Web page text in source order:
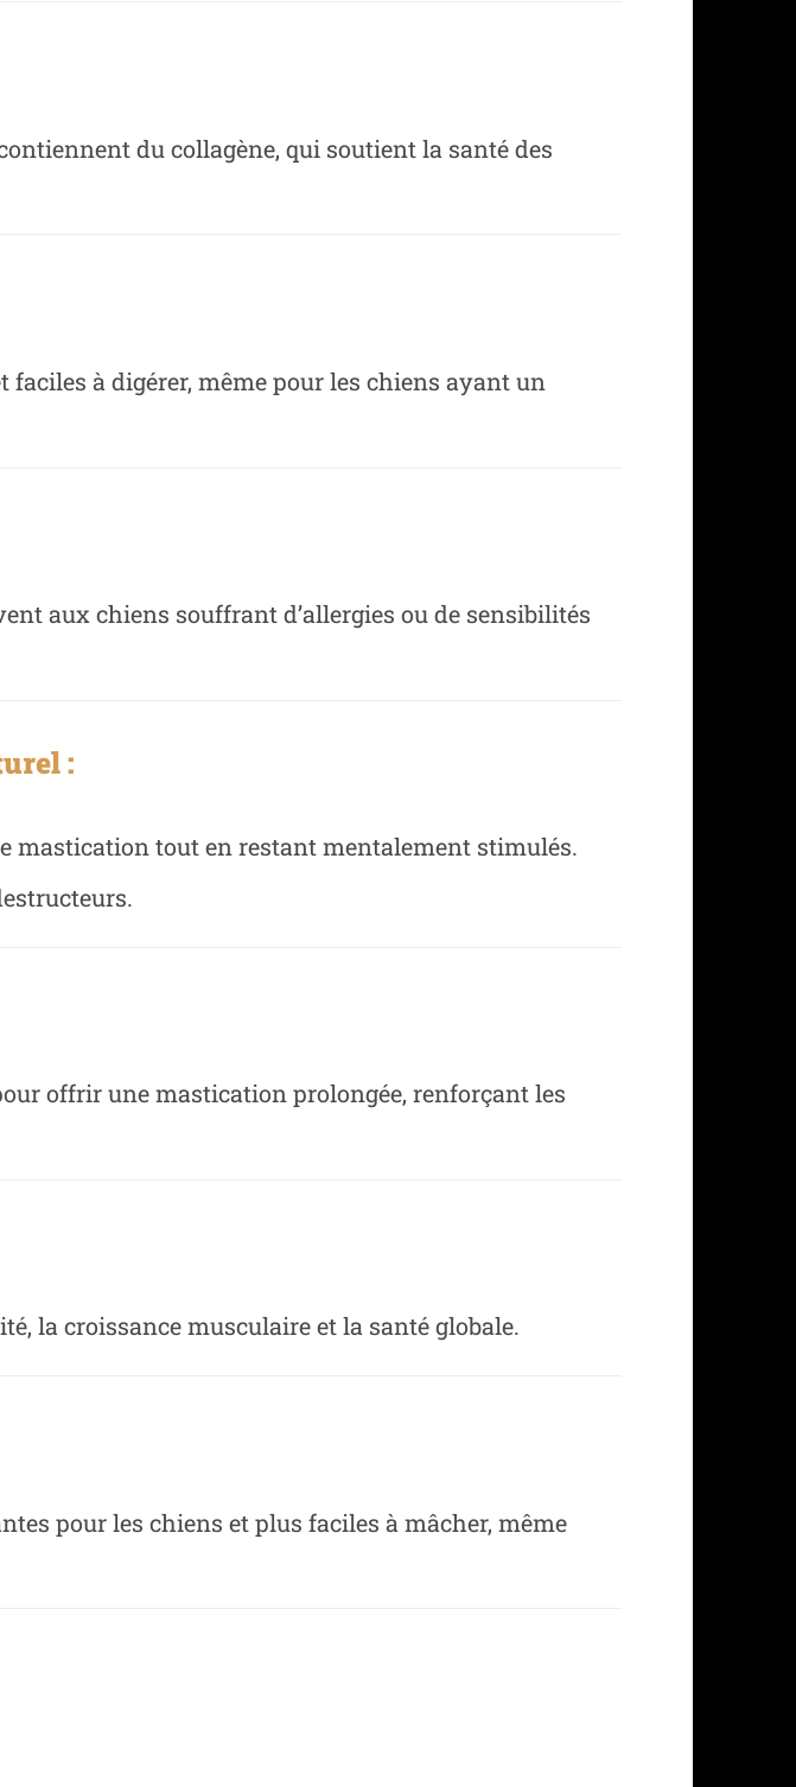
du collagène, qui soutient la santé des
à digérer, même pour les chiens ayant un
aux chiens souffrant d’allergies ou de sensibilités
:
mastication tout en restant mentalement stimulés.
offrir une mastication prolongée, renforçant les
la croissance musculaire et la santé globale.
pour les chiens et plus faciles à mâcher, même